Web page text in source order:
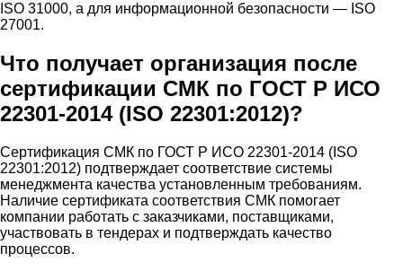
ISO 31000, а для информационной безопасности — ISO
27001.
Что получает организация после
сертификации СМК по ГОСТ Р ИСО
22301-2014 (ISO 22301:2012)?
Сертификация СМК по ГОСТ Р ИСО 22301-2014 (ISO
22301:2012) подтверждает соответствие системы
менеджмента качества установленным требованиям.
Наличие сертификата соответствия СМК помогает
компании работать с заказчиками, поставщиками,
участвовать в тендерах и подтверждать качество
процессов.